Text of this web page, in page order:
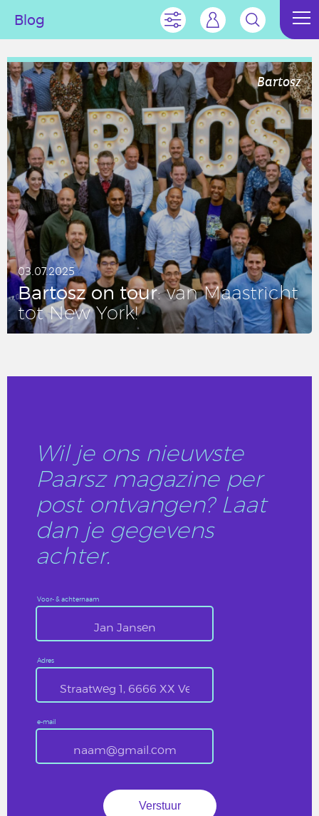
Blog
Bartosz
03.07.2025
Bartosz on tour: van Maas­tricht
tot New York!
Wil je ons nieuwste
Paarsz magazine per
post ontvangen? Laat
dan je gegevens
achter.
Voor- & achternaam
Adres
e-mail